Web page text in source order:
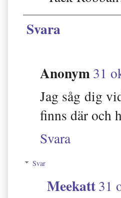
Svara
Anonym31
Jag såg dig
finns där och
Svara
Svar
Meekatt31